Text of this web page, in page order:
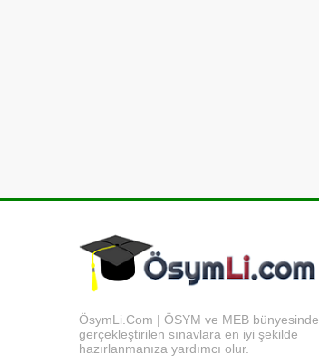
ÖsymLi.Com | ÖSYM ve MEB bünyesinde
gerçekleştirilen sınavlara en iyi şekilde
hazırlanmanıza yardımcı olur.